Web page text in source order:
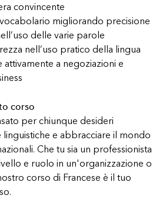
convincente
migliorando precisione
delle varie parole
nell’uso pratico della lingua
a negoziazioni e
corso
per chiunque desideri
e abbracciare il mondo
Che tu sia un professionista
e ruolo in un'organizzazione o
corso di Francese è il tuo